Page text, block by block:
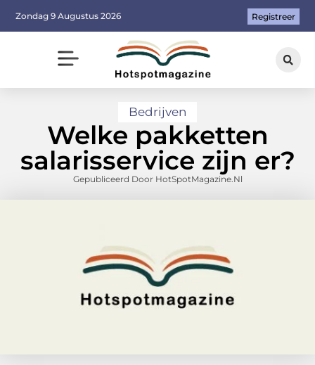
Zondag 9 Augustus 2026 Registreer
Bedrijven
Welke pakketten
salarisservice zijn er?
Gepubliceerd Door HotSpotMagazine.nl